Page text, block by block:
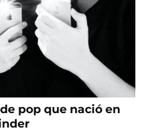
pop que nació en